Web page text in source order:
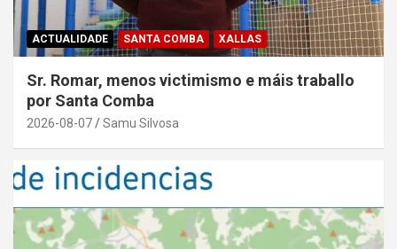
ACTUALIDADE SANTA COMBA XALLAS
Sr. Romar, menos victimismo e máis traballo
por Santa Comba
2026-08-07 Samu Silvosa